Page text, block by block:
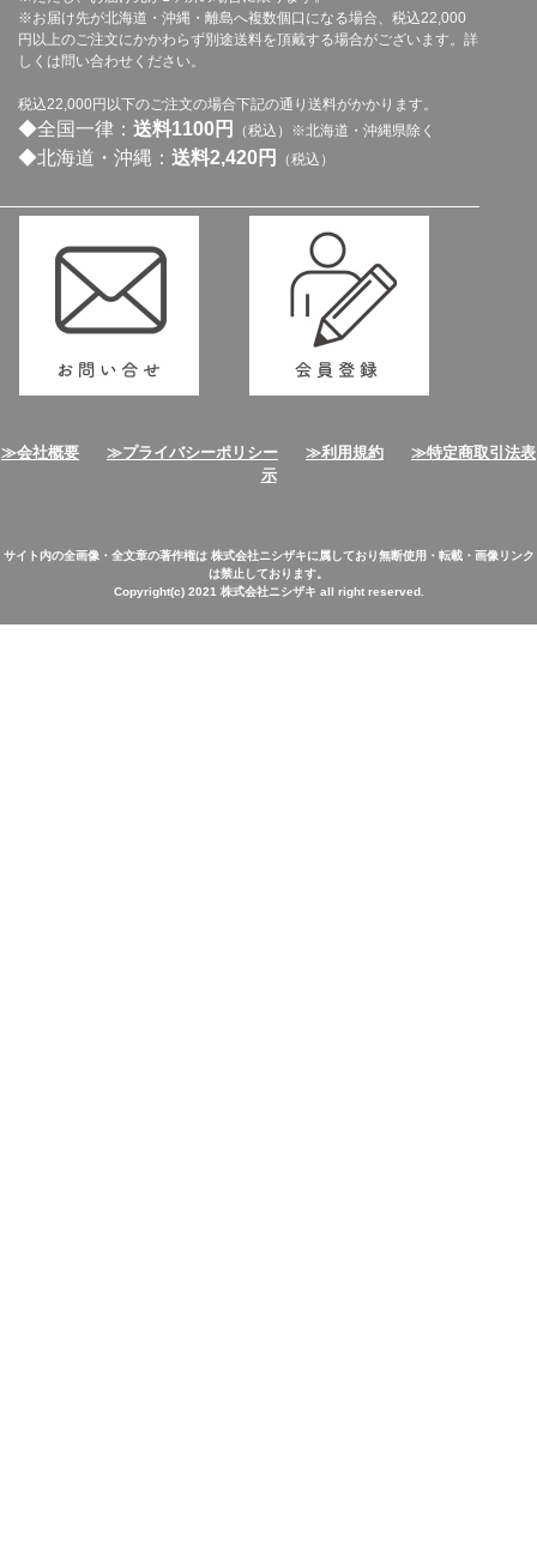
※お届け先が北海道・沖縄・離島へ複数個口になる場合、税込22,000
円以上のご注文にかかわらず別途送料を頂戴する場合がございます。詳
しくは問い合わせください。
税込22,000円以下のご注文の場合下記の通り送料がかかります。
◆全国一律： 送料1100円 （税込）※北海道・沖縄県除く
◆北海道・沖縄： 送料2,420円 （税込）
≫会社概要 ≫プライバシーポリシー ≫利用規約
≫特定商取引法表
示
サイト内の全画像・全文章の著作権は 株式会社ニシザキに属しており無断使用・転載・画像リンク
は禁止しております。
Copyright(c) 2021 株式会社ニシザキ all right reserved.